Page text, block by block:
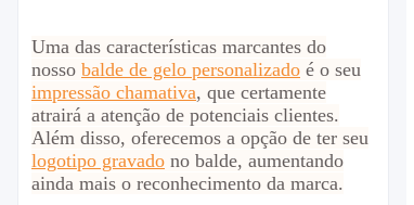
Uma das características marcantes do
nosso balde de gelo personalizado é o seu
impressão chamativa, que certamente
atrairá a atenção de potenciais clientes.
Além disso, oferecemos a opção de ter seu
logotipo gravado no balde, aumentando
ainda mais o reconhecimento da marca.